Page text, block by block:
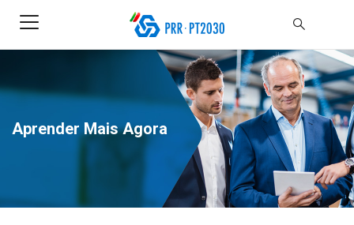
Aprender Mais Agora